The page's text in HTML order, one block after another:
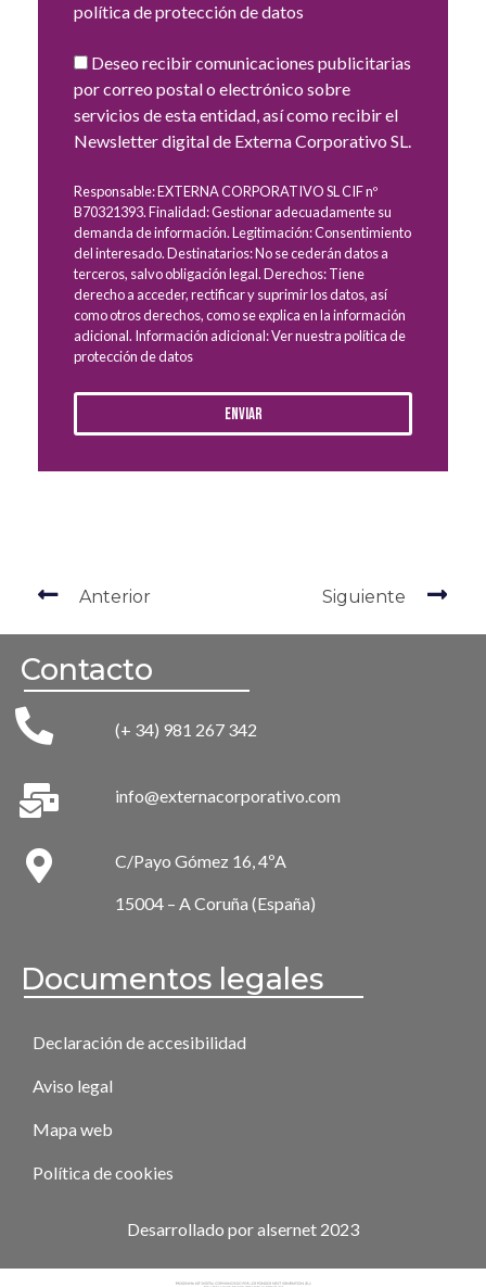
política de protección de datos
Deseo recibir comunicaciones publicitarias
por correo postal o electrónico sobre
servicios de esta entidad, así como recibir el
Newsletter digital de Externa Corporativo SL.
Responsable: EXTERNA CORPORATIVO SL CIF nº
B70321393. Finalidad: Gestionar adecuadamente su
demanda de información. Legitimación: Consentimiento
del interesado. Destinatarios: No se cederán datos a
terceros, salvo obligación legal. Derechos: Tiene
derecho a acceder, rectificar y suprimir los datos, así
como otros derechos, como se explica en la información
adicional. Información adicional: Ver nuestra política de
protección de datos
Enviar
Anterior Siguiente
Contacto
(+ 34) 981 267 342
info@externacorporativo.com
C/Payo Gómez 16, 4ºA
15004 – A Coruña (España)
Documentos legales
Declaración de accesibilidad
Aviso legal
Mapa web
Política de cookies
Desarrollado por alsernet 2023